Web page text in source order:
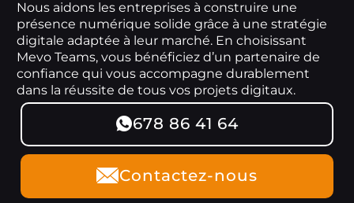
Nous aidons les entreprises à construire une
présence numérique solide grâce à une stratégie
digitale adaptée à leur marché. En choisissant
Mevo Teams, vous bénéficiez d’un partenaire de
confiance qui vous accompagne durablement
dans la réussite de tous vos projets digitaux.
678 86 41 64
Contactez-nous